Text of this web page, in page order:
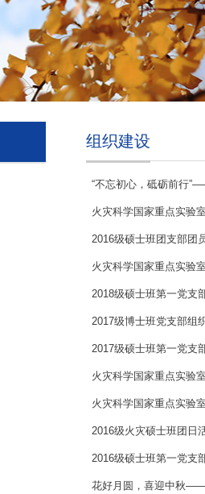
组织建设
“不忘初心，砥砺前行
火灾科学国家重点实验
2016级硕士班团支部团
火灾科学国家重点实验
2018级硕士班第一党支
2017级博士班党支部组
2017级硕士班第一党支
火灾科学国家重点实验
火灾科学国家重点实验
2016级火灾硕士班团日
2016级硕士班第一党支
花好月圆，喜迎中秋